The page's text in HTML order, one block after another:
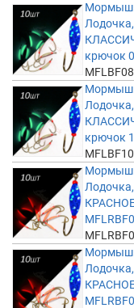
крючок
MFLBF08
крючок
MFLBF10
КРАСНОЕ
КРАСНОЕ